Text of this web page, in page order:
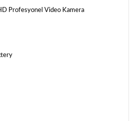
Profesyonel Video Kamera